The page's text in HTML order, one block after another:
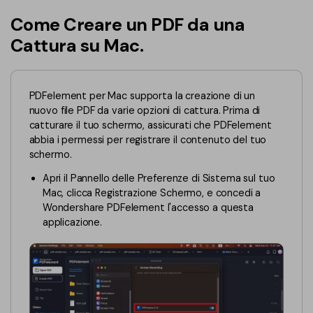
Online Gratis
Comprimere PDF
Unire PDF
Word in PDF
Altri Strumenti Online
Modifica PDF
Ritaglia PDF
Modulo PDF
Batch PDF
Firma digitale certificata
Smart Redact PDF
PDF OCR
Extrai dati PDF
Esegui OCR su PDF
APP PDF
Firma su PDF
PDF editor per Mac
Comprimere PDF
Tutti Gli Argomenti
Soluzioni PDF per
Educazione
Servizio IT
Legale
Sanità
Come Creare un PDF da una
Cattura su Mac.
PDFelement per Mac supporta la creazione di un
nuovo file PDF da varie opzioni di cattura. Prima di
catturare il tuo schermo, assicurati che PDFelement
abbia i permessi per registrare il contenuto del tuo
schermo.
Apri il Pannello delle Preferenze di Sistema sul tuo
Mac, clicca Registrazione Schermo, e concedi a
Wondershare PDFelement l'accesso a questa
applicazione.